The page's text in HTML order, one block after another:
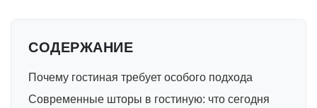
СОДЕРЖАНИЕ
Почему гостиная требует особого подхода
Современные шторы в гостиную: что сегодня